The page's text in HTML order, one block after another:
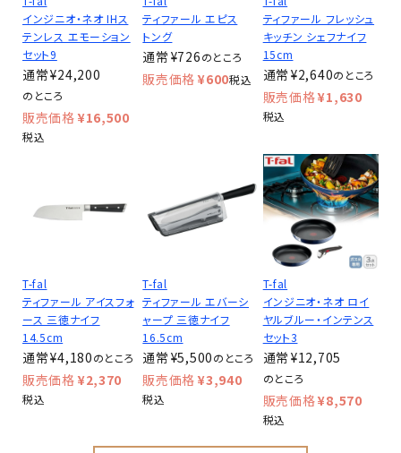
インジニオ・ネオ IHス
テンレス エモーション
セット9
¥24,200
のところ
¥16,500
税込
ティファール エピス
トング
¥726のところ
¥600税込
ティファール フレッシュ
キッチン シェフナイフ
15cm
¥2,640のところ
¥1,630
税込
T-fal
ティファール アイスフォ
ース 三徳ナイフ
14.5cm
¥4,180のところ
¥2,370
税込
T-fal
ティファール エバーシ
ャープ 三徳ナイフ
16.5cm
¥5,500のところ
¥3,940
税込
T-fal
インジニオ・ネオ ロイ
ヤルブルー・インテンス
セット3
¥12,705
のところ
¥8,570
税込